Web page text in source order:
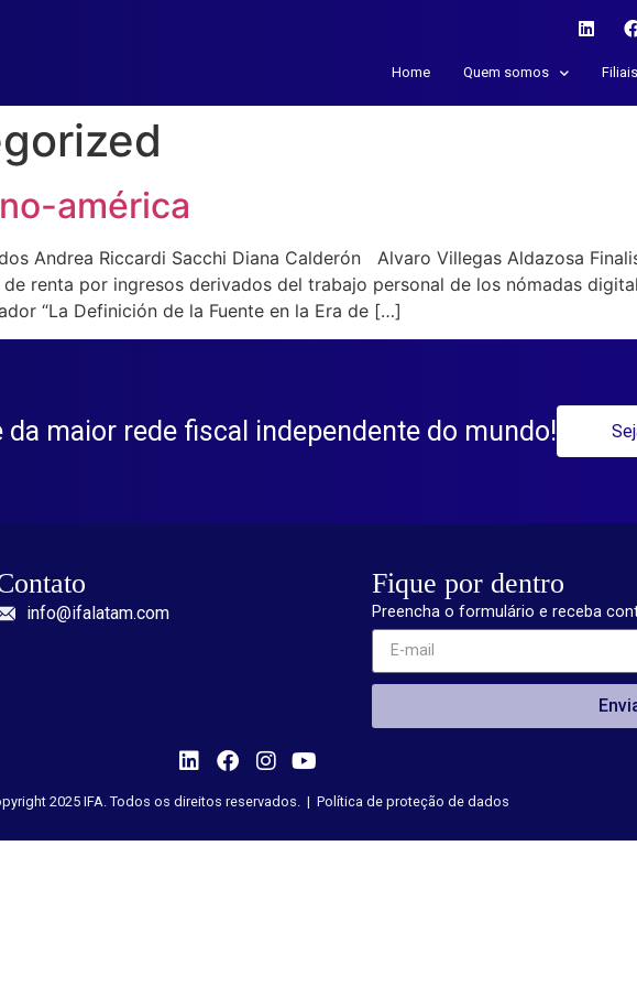
Home Quem somos Filiais
américa
Andrea Riccardi Sacchi Diana Calderón Alvaro Villegas Aldazosa
renta por ingresos derivados del trabajo personal de los nómadas
“La Definición de la Fuente en la Era de […]
maior rede fiscal independente do mundo!
info@ifalatam.com
Fique por dentro
Preencha o formulário e receba
2025 IFA. Todos os direitos reservados. | Política de proteção de dados